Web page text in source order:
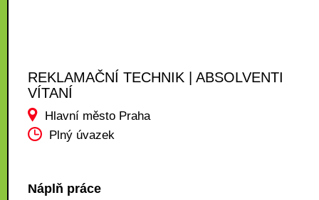
REKLAMAČNÍ TECHNIK | ABSOLVENTI
VÍTANÍ
Hlavní město Praha
Plný úvazek
Náplň práce